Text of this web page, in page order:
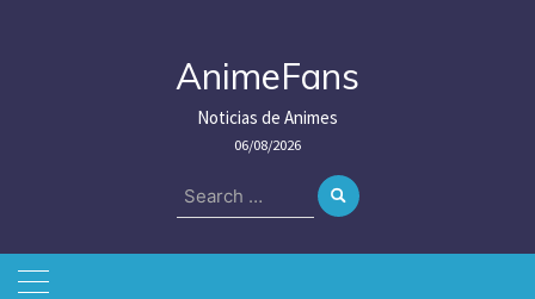
AnimeFans
Noticias de Animes
06/08/2026
Search
for: